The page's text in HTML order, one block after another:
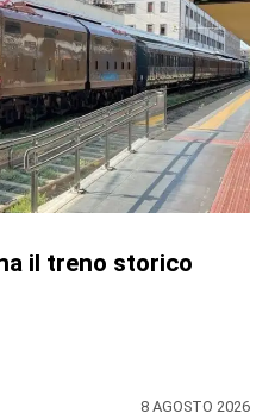
il treno storico
8 AGOSTO 2026